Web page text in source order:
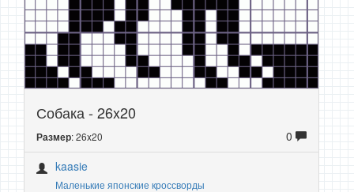
Собака - 26x20
Размер: 26x20
0
kaasie
Маленькие японские кроссворды